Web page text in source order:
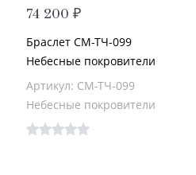
74 200 ₽
Браслет СМ-ТЧ-099
Небесные покровители
Артикул: СМ-ТЧ-099
Небесные покровители